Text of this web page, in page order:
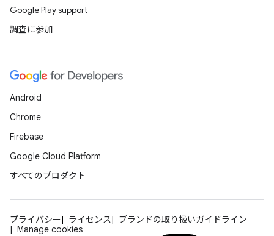
Google Play support
調査に参加
Android
Chrome
Firebase
Google Cloud Platform
すべてのプロダクト
プライバシー ライセンス
ブランドの取り扱いガイドライン
Manage cookies